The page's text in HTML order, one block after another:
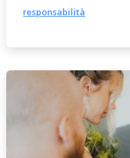
responsabilità